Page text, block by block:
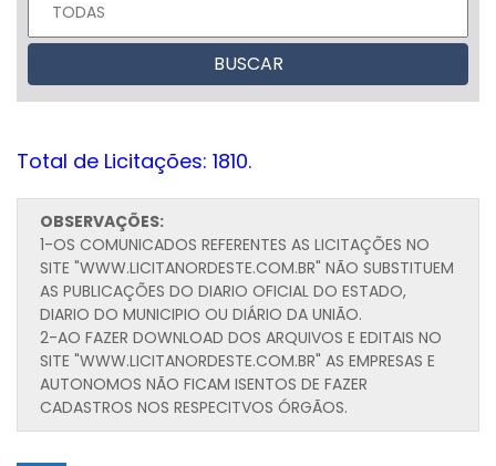
Total de Licitações: 1810.
OBSERVAÇÕES:
1-OS COMUNICADOS REFERENTES AS LICITAÇÕES NO
SITE "WWW.LICITANORDESTE.COM.BR" NÃO SUBSTITUEM
AS PUBLICAÇÕES DO DIARIO OFICIAL DO ESTADO,
DIARIO DO MUNICIPIO OU DIÁRIO DA UNIÃO.
2-AO FAZER DOWNLOAD DOS ARQUIVOS E EDITAIS NO
SITE "WWW.LICITANORDESTE.COM.BR" AS EMPRESAS E
AUTONOMOS NÃO FICAM ISENTOS DE FAZER
CADASTROS NOS RESPECITVOS ÓRGÃOS.